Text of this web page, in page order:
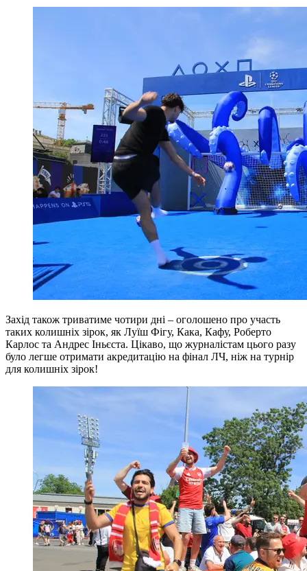
Захід також триватиме чотири дні – оголошено про участь
таких колишніх зірок, як Луїш Фігу, Кака, Кафу, Роберто
Карлос та Андрес Іньєста. Цікаво, що журналістам цього разу
було легше отримати акредитацію на фінал ЛЧ, ніж на турнір
для колишніх зірок!